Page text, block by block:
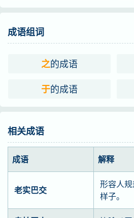
成语组词
之的成语
于的成语
相关成语
成语 解释
老实巴交
形容人
样子。